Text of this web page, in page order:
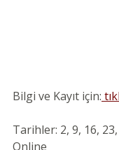
Bilgi ve Kayıt için:
Tarihler: 2, 9, 16,
Online